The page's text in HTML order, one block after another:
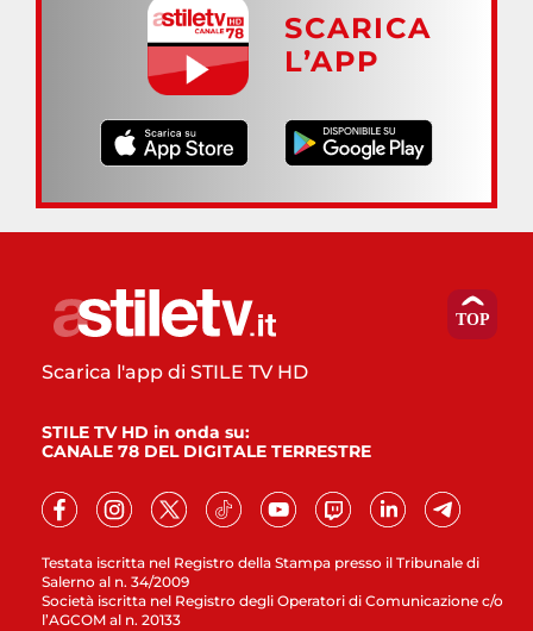
SCARICA
L’APP
Testata iscritta nel Registro della Stampa presso il Tribunale di
Salerno al n. 34/2009
Società iscritta nel Registro degli Operatori di Comunicazione c/o
l’AGCOM al n. 20133
Scarica l'app di STILE TV HD
STILE TV HD in onda su:
CANALE 78 DEL DIGITALE TERRESTRE